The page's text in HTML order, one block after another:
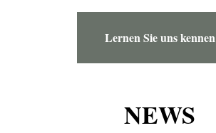
Lernen Sie uns kennen
NEWS